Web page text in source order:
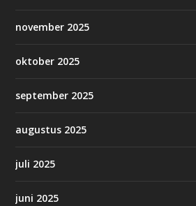
november 2025
oktober 2025
september 2025
augustus 2025
juli 2025
juni 2025